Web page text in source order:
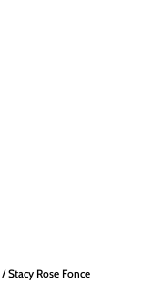
/ Stacy Rose Fonce